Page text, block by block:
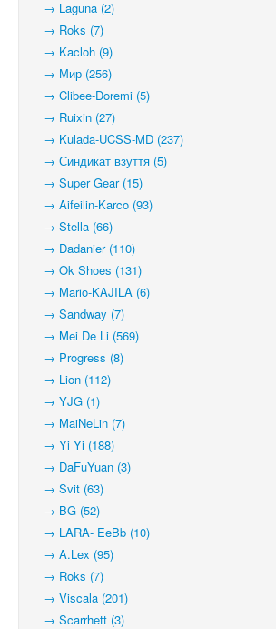
→ Laguna (2)
→ Roks (7)
→ Kacloh (9)
→ Мир (256)
→ Clibee-Doremi (5)
→ Ruixin (27)
→ Kulada-UCSS-MD (237)
→ Синдикат взуття (5)
→ Super Gear (15)
→ Aifeilin-Karco (93)
→ Stella (66)
→ Dadanier (110)
→ Ok Shoes (131)
→ Mario-KAJILA (6)
→ Sandway (7)
→ Mei De Li (569)
→ Progress (8)
→ Lion (112)
→ YJG (1)
→ MaiNeLin (7)
→ Yi Yi (188)
→ DaFuYuan (3)
→ Svit (63)
→ BG (52)
→ LARA- EeBb (10)
→ A.Lex (95)
→ Roks (7)
→ Viscala (201)
→ Scarrhett (3)